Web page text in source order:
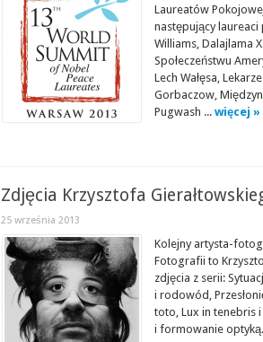
Laureatów
następujący
Williams, Dalajlama
Społeczeństwu
Lech Wałęsa,
Gorbaczow,
Pugwash ... więcej »
Zdjęcia Krzysztofa
25 września 2013
Kolejny artysta-
Fotografii to
zdjęcia z serii:
i rodowód,
toto, Lux in tenebris
i formowanie